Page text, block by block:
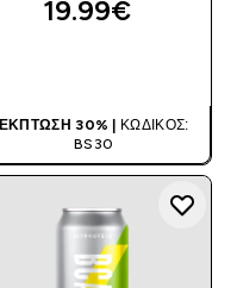
19.99€‎
ΈΚΠΤΩΣΗ 30% |
ΚΩΔΙΚΌΣ:
BS30